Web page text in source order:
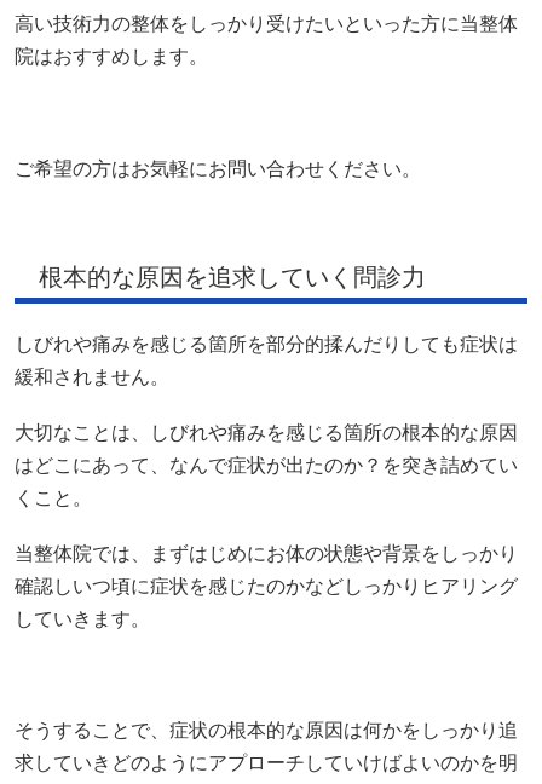
高い技術力の整体をしっかり受けたいといった方に当整体
院はおすすめします。
ご希望の方はお気軽にお問い合わせください。
根本的な原因を追求していく問診力
しびれや痛みを感じる箇所を部分的揉んだりしても症状は
緩和されません。
大切なことは、しびれや痛みを感じる箇所の根本的な原因
はどこにあって、なんで症状が出たのか？を突き詰めてい
くこと。
当整体院では、まずはじめにお体の状態や背景をしっかり
確認しいつ頃に症状を感じたのかなどしっかりヒアリング
していきます。
そうすることで、症状の根本的な原因は何かをしっかり追
求していきどのようにアプローチしていけばよいのかを明